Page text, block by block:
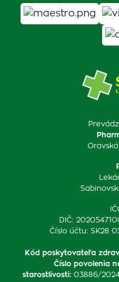
DIČ:
Číslo účtu: SK28
Kód poskytovateľa
Číslo povolenia
starostlivosti: 03886/